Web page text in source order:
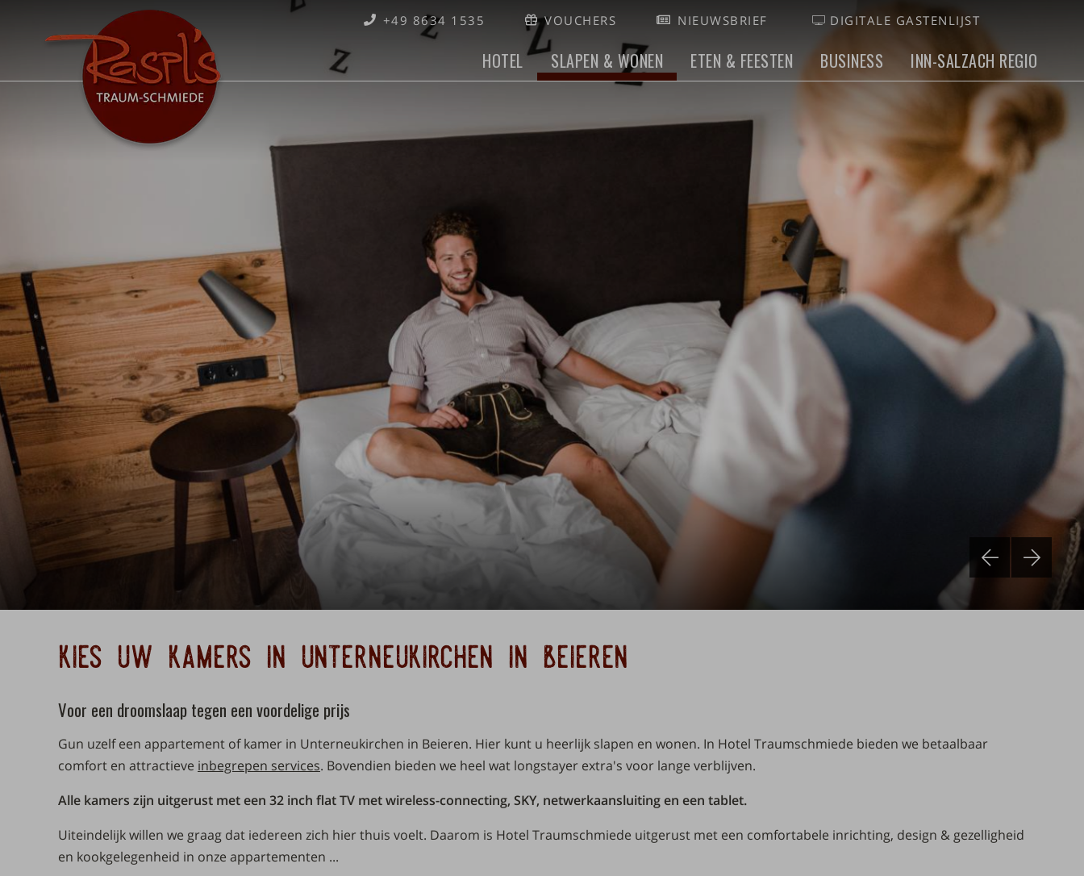
+49 8634 1535 VOUCHERS NIEUWSBRIEF DIGITALE GASTENLIJST
HOTEL SLAPEN & WONEN ETEN & FEESTEN BUSINESS INN-SALZACH REGIO
kies uw kamers in unterneukirchen in beieren
Voor een droomslaap tegen een voordelige prijs
Gun uzelf een appartement of kamer in Unterneukirchen in Beieren. Hier kunt u heerlijk slapen en wonen. In Hotel Traumschmiede bieden we betaalbaar
comfort en attractieve inbegrepen services. Bovendien bieden we heel wat longstayer extra's voor lange verblijven.
Alle kamers zijn uitgerust met een 32 inch flat TV met wireless-connecting, SKY, netwerkaansluiting en een tablet.
Uiteindelijk willen we graag dat iedereen zich hier thuis voelt. Daarom is Hotel Traumschmiede uitgerust met een comfortabele inrichting, design & gezelligheid
en kookgelegenheid in onze appartementen ...